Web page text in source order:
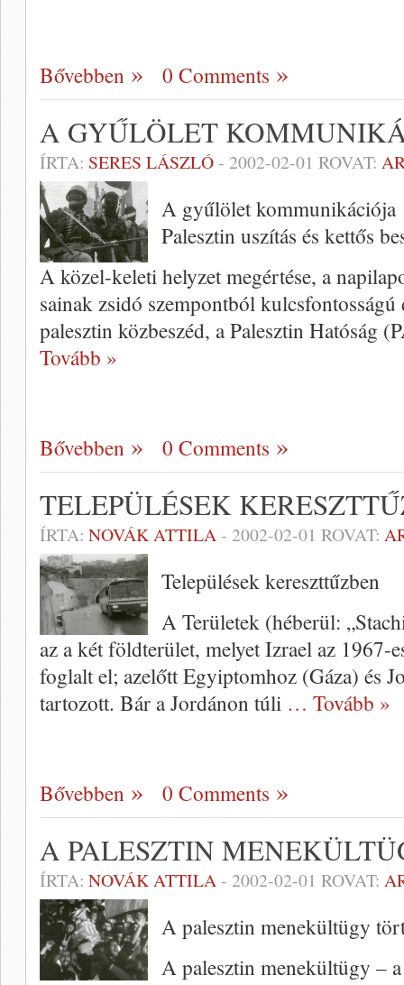
Bővebben 0 Comments
A GYŰLÖLET
ÍRTA: SERES LÁSZLÓ- 2002-02-01 ROVAT:
A gyűlölet kommunikációja
Palesztin uszítás és kettős
A közel-keleti helyzet megértése, a
sainak zsidó szempontból kulcsfontos­ságú
palesztin közbeszéd, a Palesztin Hatóság
Tovább »
Bővebben 0 Comments
TELEPÜLÉSEK
ÍRTA: NOVÁK ATTILA- 2002-02-01 ROVAT:
Települések kereszttűzben
A Területek (héberül:
az a két földte­rület, melyet Izrael az 1967-
foglalt el; azelőtt Egyiptomhoz (Gáza) és
tartozott. Bár a Jor­dánon túli … Tovább »
Bővebben 0 Comments
A PALESZTIN
ÍRTA: NOVÁK ATTILA- 2002-02-01 ROVAT:
A palesztin menekültügy
A palesztin menekültügy –